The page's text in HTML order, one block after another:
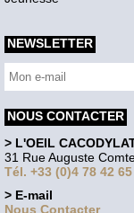
NEWSLETTER
NOUS CONTACTER
> L'OEIL
31 Rue Auguste
Tél. +33 (0)4 78 42 65
> E-mail
Nous Contacter